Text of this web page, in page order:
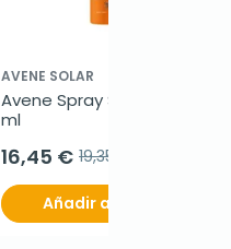
AVENE SOLAR
Avene Spray SPF50+, 200
ml
16,45 € 19,35 €
Añadir al carrito